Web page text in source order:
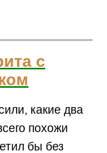
с
какие два
похожи
бы без